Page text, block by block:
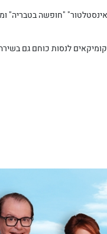
"חופשה בטבריה"
לנסות כוחם גם